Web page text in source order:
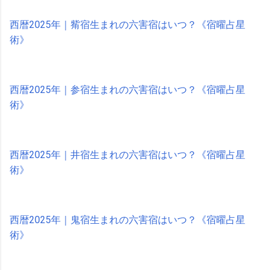
西暦2025年｜觜宿生まれの六害宿はいつ？《宿曜占星
術》
西暦2025年｜参宿生まれの六害宿はいつ？《宿曜占星
術》
西暦2025年｜井宿生まれの六害宿はいつ？《宿曜占星
術》
西暦2025年｜鬼宿生まれの六害宿はいつ？《宿曜占星
術》